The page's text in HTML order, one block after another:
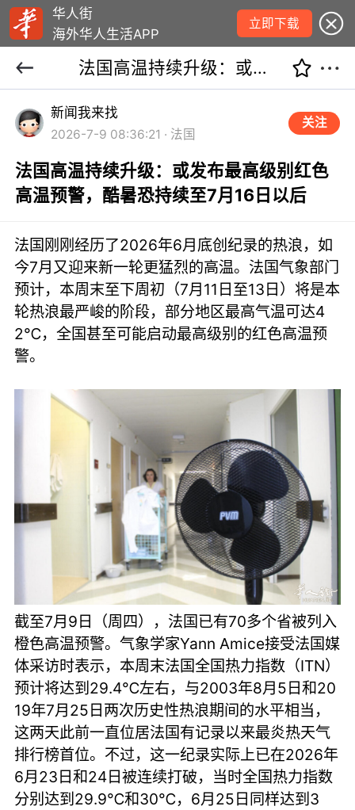
华人街
海外华人生活APP
立即下载
法国高温持续升级：或发布最高级别红色高温预警，酷暑恐持续至7月16日以后
新闻我来找
2026-7-9 08:36:21 · 法国
关注
法国高温持续升级：或发布最高级别红色
高温预警，酷暑恐持续至7月16日以后
法国刚刚经历了2026年6月底创纪录的热浪，如
今7月又迎来新一轮更猛烈的高温。法国气象部门
预计，本周末至下周初（7月11日至13日）将是本
轮热浪最严峻的阶段，部分地区最高气温可达4
2℃，全国甚至可能启动最高级别的红色高温预
警。
截至7月9日（周四），法国已有70多个省被列入
橙色高温预警。气象学家Yann Amice接受法国媒
体采访时表示，本周末法国全国热力指数（ITN）
预计将达到29.4℃左右，与2003年8月5日和20
19年7月25日两次历史性热浪期间的水平相当，
这两天此前一直位居法国有记录以来最炎热天气
排行榜首位。不过，这一纪录实际上已在2026年
6月23日和24日被连续打破，当时全国热力指数
分别达到29.9℃和30℃，6月25日同样达到3